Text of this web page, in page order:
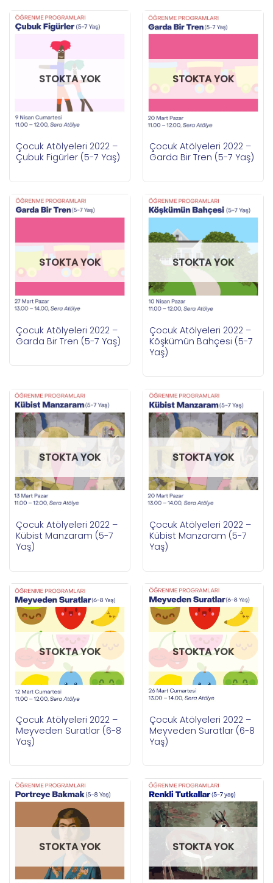
STOKTA YOK
Çocuk Atölyeleri 2022 –
Çubuk Figürler (5-7 Yaş)
STOKTA YOK
Çocuk Atölyeleri 2022 –
Garda Bir Tren (5-7 Yaş)
STOKTA YOK
Çocuk Atölyeleri 2022 –
Garda Bir Tren (5-7 Yaş)
STOKTA YOK
Çocuk Atölyeleri 2022 –
Köşkümün Bahçesi (5-7
Yaş)
STOKTA YOK
Çocuk Atölyeleri 2022 –
Kübist Manzaram (5-7
Yaş)
STOKTA YOK
Çocuk Atölyeleri 2022 –
Kübist Manzaram (5-7
Yaş)
STOKTA YOK
Çocuk Atölyeleri 2022 –
Meyveden Suratlar (6-8
Yaş)
STOKTA YOK
Çocuk Atölyeleri 2022 –
Meyveden Suratlar (6-8
Yaş)
STOKTA YOK STOKTA YOK